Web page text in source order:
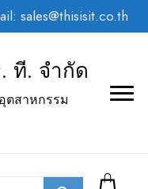
sales@thisisit.co.th
ที. จำกัด
ตสาหกรรม